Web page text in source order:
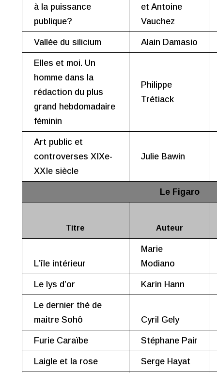
à la puissance
publique?
et Antoine
Vauchez
Vallée du silicium Alain Damasio
Elles et moi. Un
homme dans la
rédaction du plus
grand hebdomadaire
féminin
Philippe
Trétiack
Art public et
controverses XIXe-
XXIe siècle
Julie Bawin
Le Figaro
Titre Auteur
L’île intérieur
Marie
Modiano
Le lys d’or Karin Hann
Le dernier thé de
maitre Sohô
Cyril Gely
Furie Caraïbe Stéphane Pair
Laigle et la rose Serge Hayat